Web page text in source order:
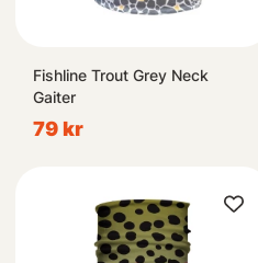
Fishline Trout Grey Neck
Gaiter
79 kr